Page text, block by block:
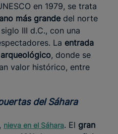
en 1979, se trata
más grande del norte
III d.C., con una
La entrada
, donde se
valor histórico, entre
del Sáhara
nieva en el Sáhara. El gran